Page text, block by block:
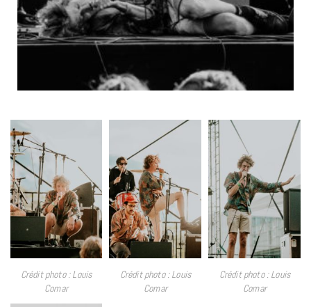
Crédit photo : Louis
Comar
Crédit photo : Louis
Comar
Crédit photo : Louis
Comar